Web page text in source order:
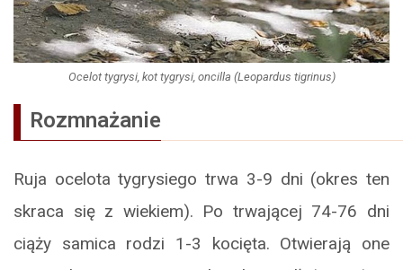
Ocelot tygrysi, kot tygrysi, oncilla (Leopardus tigrinus)
Rozmnażanie
Ruja ocelota tygrysiego trwa 3-9 dni (okres ten
skraca się z wiekiem). Po trwającej 74-76 dni
ciąży samica rodzi 1-3 kocięta. Otwierają one